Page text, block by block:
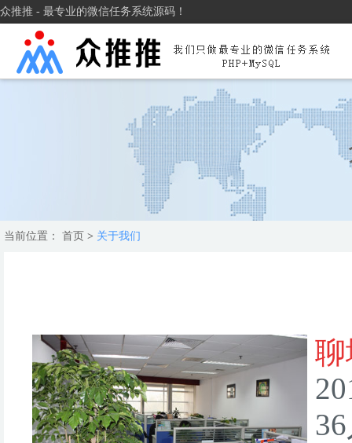
众推推 - 最专业的微信任务系统源码！
当前位置： 首页 > 关于我们